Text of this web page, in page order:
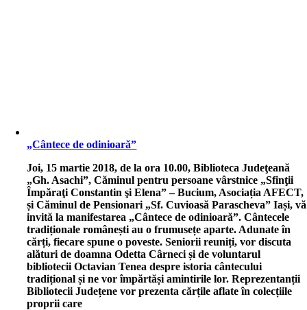
„Cântece de odinioară”
Joi, 15 martie 2018, de la ora 10.00, Biblioteca Judeţeană
„Gh. Asachi”, Căminul pentru persoane vârstnice „Sfinţii
Împăraţi Constantin şi Elena” – Bucium, Asociația AFECT,
și Căminul de Pensionari „Sf. Cuvioasă Parascheva” Iași, vă
invită la manifestarea „Cântece de odinioară”. Cântecele
tradiționale românești au o frumusețe aparte. Adunate în
cărți, fiecare spune o poveste. Seniorii reuniți, vor discuta
alături de doamna Odetta Cârneci și de voluntarul
bibliotecii Octavian Tenea despre istoria cântecului
tradițional și ne vor împărtăși amintirile lor. Reprezentanții
Bibliotecii Județene vor prezenta cărțile aflate în colecțiile
proprii care